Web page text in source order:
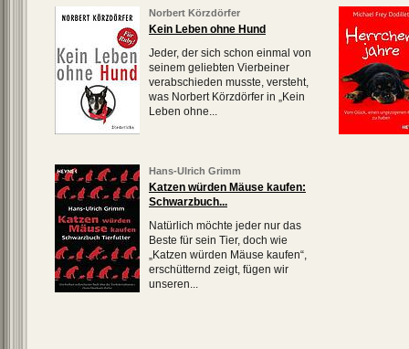
Norbert Körzdörfer
Kein Leben ohne Hund
Jeder, der sich schon einmal von
seinem geliebten Vierbeiner
verabschieden musste, versteht,
was Norbert Körzdörfer in „Kein
Leben ohne...
Hans-Ulrich Grimm
Katzen würden Mäuse kaufen:
Schwarzbuch...
Natürlich möchte jeder nur das
Beste für sein Tier, doch wie
„Katzen würden Mäuse kaufen“,
erschütternd zeigt, fügen wir
unseren...